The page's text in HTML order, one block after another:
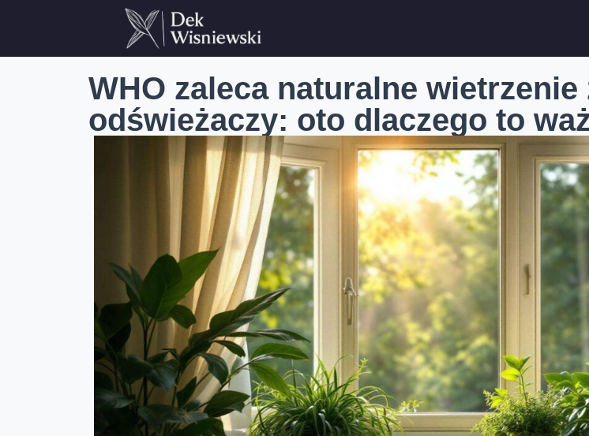
WHO zaleca naturalne wietrzenie
odświeżaczy: oto dlaczego to